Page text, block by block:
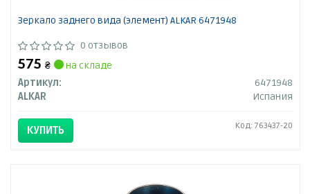
Зеркало заднего вида (элемент) ALKAR 6471948
0 отзывов
575 ₴
на складе
Артикул:
6471948
ALKAR
Испания
КУПИТЬ Код: 763437-20